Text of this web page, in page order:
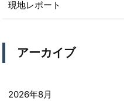
現地レポート
アーカイブ
2026年8月